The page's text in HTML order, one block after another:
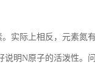
实际上相反，元素氮
明N原子的活泼性。